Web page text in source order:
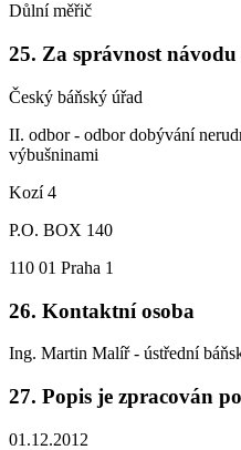
Důlní měřič
25. Za správnost
Český báňský úřad
II. odbor - odbor dobývání
výbušninami
Kozí 4
P.O. BOX 140
110 01 Praha 1
26. Kontaktní osoba
Ing. Martin Malíř - ústřední
27. Popis je zpracován
01.12.2012